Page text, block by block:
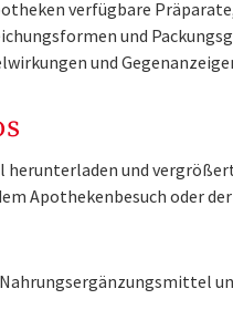
verfügbare
und
und
herunterladen und
Apothekenbesuch oder